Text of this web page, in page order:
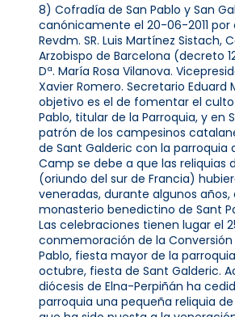
8) Cofradía de San Pablo y San
canónicamente el 20-06-2011 por
Revdm. SR. Luis Martínez Sistach,
Arzobispo de Barcelona (decreto
Dª. María Rosa Vilanova.
Xavier Romero. Secretario Eduard
objetivo es el de fomentar el
Pablo, titular de la Parroquia, y en
patrón de los campesinos
de Sant Galderic con la parroquia
Camp se debe a que las reliquias
(oriundo del sur de Francia)
veneradas, durante algunos años,
monasterio benedictino de Sant
Las celebraciones tienen lugar el
conmemoración de la Conversión
Pablo, fiesta mayor de la
octubre, fiesta de Sant Galderic.
diócesis de Elna-Perpiñán ha
parroquia una pequeña reliquia